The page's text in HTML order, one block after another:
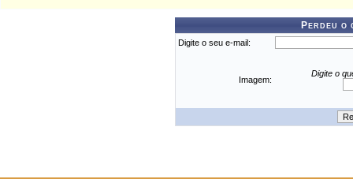
Perdeu o
Digite o seu e-mail:
Imagem:
Digite o